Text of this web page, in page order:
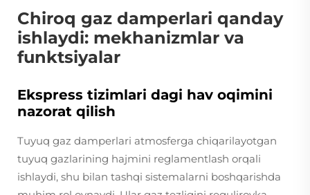
Chiroq gaz damperlari qanday
ishlaydi: mekhanizmlar va
funktsiyalar
Ekspress tizimlari dagi hav oqimini
nazorat qilish
Tuyuq gaz damperlari atmosferga chiqarilayotgan
tuyuq gazlarining hajmini reglamentlash orqali
ishlaydi, shu bilan tashqi sistemalarni boshqarishda